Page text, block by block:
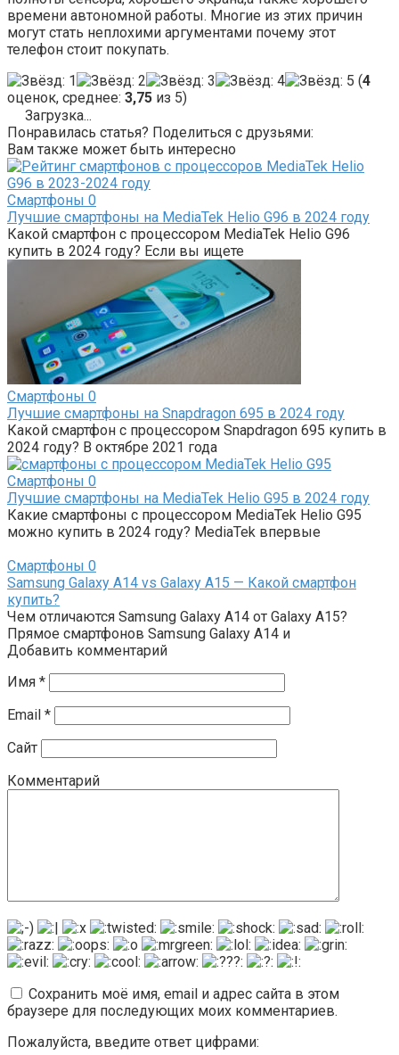
времени автономной работы. Многие из этих причин
могут стать неплохими аргументами почему этот
телефон стоит покупать.
(4
оценок, среднее: 3,75 из 5)
Загрузка...
Понравилась статья? Поделиться с друзьями:
Вам также может быть интересно
Смартфоны 0
Лучшие смартфоны на MediaTek Helio G96 в 2024 году
Какой смартфон с процессором MediaTek Helio G96
купить в 2024 году? Если вы ищете
Смартфоны 0
Лучшие смартфоны на Snapdragon 695 в 2024 году
Какой смартфон с процессором Snapdragon 695 купить в
2024 году? В октябре 2021 года
Смартфоны 0
Лучшие смартфоны на MediaTek Helio G95 в 2024 году
Какие смартфоны с процессором MediaTek Helio G95
можно купить в 2024 году? MediaTek впервые
Смартфоны 0
Samsung Galaxy A14 vs Galaxy A15 — Какой смартфон
купить?
Чем отличаются Samsung Galaxy A14 от Galaxy A15?
Прямое смартфонов Samsung Galaxy A14 и
Добавить комментарий
Имя *
Email *
Сайт
Комментарий
Сохранить моё имя, email и адрес сайта в этом
браузере для последующих моих комментариев.
Пожалуйста, введите ответ цифрами: